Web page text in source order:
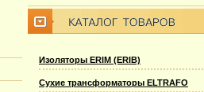
Изоляторы ERIM (ERIB)
Сухие трансформаторы ELTRAFO